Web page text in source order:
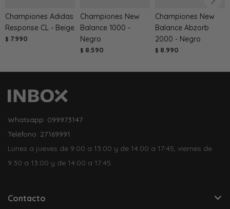
Championes Adidas
Response CL - Beige
$ 7.990
Championes New
Balance 1000 -
Negro
$ 8.590
Championes New
Balance Abzorb
2000 - Negro
$ 8.990
Whatsapp: 099973147
Teléfono: 27169991
Lunes a jueves de 9:00 a 13:00 y de 14:00 a 17:45, viernes de
9:30 a 13:00 y de 14:00 a 17:45.
Contacto